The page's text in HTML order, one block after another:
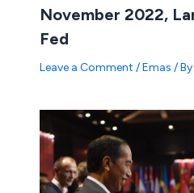
November 2022,
Fed
Leave a Comment /Emas / By